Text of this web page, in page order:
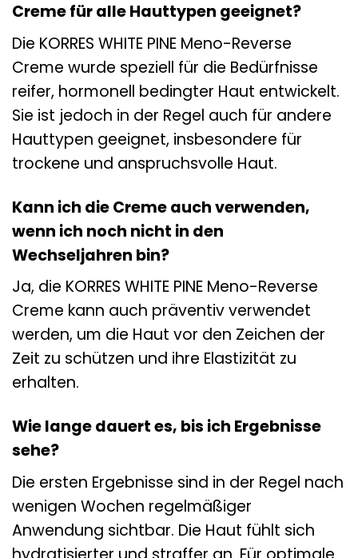
Creme für alle Hauttypen geeignet?
Die KORRES WHITE PINE Meno-Reverse
Creme wurde speziell für die Bedürfnisse
reifer, hormonell bedingter Haut entwickelt.
Sie ist jedoch in der Regel auch für andere
Hauttypen geeignet, insbesondere für
trockene und anspruchsvolle Haut.
Kann ich die Creme auch verwenden,
wenn ich noch nicht in den
Wechseljahren bin?
Ja, die KORRES WHITE PINE Meno-Reverse
Creme kann auch präventiv verwendet
werden, um die Haut vor den Zeichen der
Zeit zu schützen und ihre Elastizität zu
erhalten.
Wie lange dauert es, bis ich Ergebnisse
sehe?
Die ersten Ergebnisse sind in der Regel nach
wenigen Wochen regelmäßiger
Anwendung sichtbar. Die Haut fühlt sich